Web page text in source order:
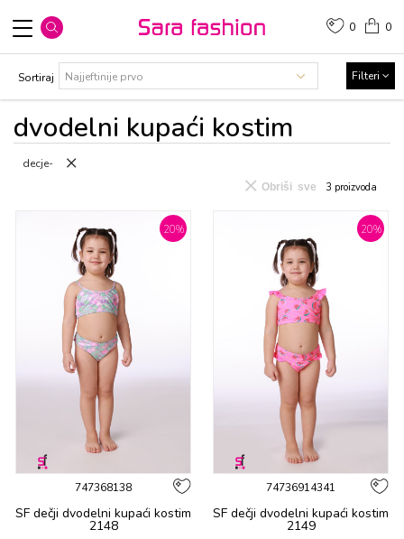
0
0
dvоdеlni kupaći kоstim
Sortiraj Filteri
decje-
3 proizvoda
Obriši sve
20%
747368138
SF dečji dvоdеlni kupaći kоstim
2148
20%
74736914341
SF dečji dvоdеlni kupaći kоstim
2149